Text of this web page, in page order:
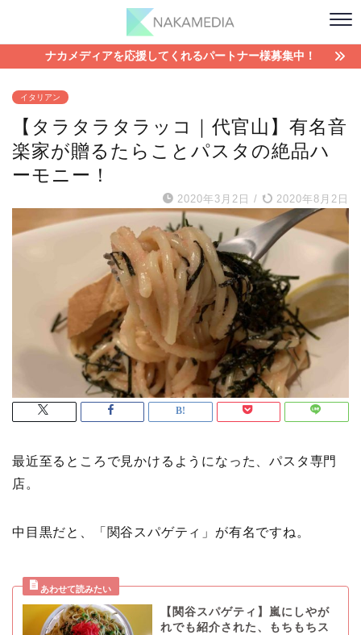
ナカメディアを応援してくれるパートナー様募集中！
イタリアン
【タラタラタラッコ｜代官山】有名音
楽家が贈るたらことパスタの絶品ハ
ーモニー！
2020年3月2日 / 2020年8月2日
最近至るところで見かけるようになった、パスタ専門
店。
中目黒だと、「関谷スパゲティ」が有名ですね。
【関谷スパゲティ】嵐にしやが
れでも紹介された、もちもちス